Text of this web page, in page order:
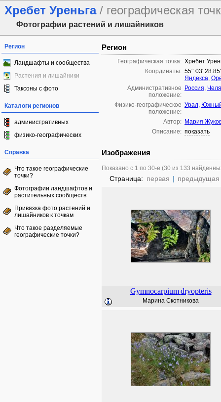
Хребет Уреньга / географическая
Фотографии растений и лишайников
Регион
Ландшафты и сообщества
Растения и лишайники
Таксоны с фото
Каталоги регионов
административных
физико-географических
Справка
Что такое географические
точки?
Фотографии ландшафтов и
растительных сообществ
Привязка фото растений и
лишайников к точкам
Что такое разделяемые
географические точки?
Регион
Географическая точка: Хребет
Координаты: 55° 03′
Яндекса,
Административное
положение:
Россия,
Физико-географическое
положение:
Урал,
Автор: Мария
Описание: показать
Изображения
Показано с 1 по 30-е (30 из 133
Страница: первая | предыдущая
Gymnocarpium dryopteris
Марина Скотникова